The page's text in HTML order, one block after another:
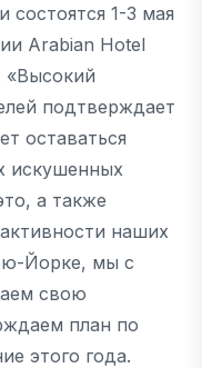
состоятся 1-3 мая
Arabian Hotel
«Высокий
подтверждает
оставаться
искушенных
а также
наших
Йорке, мы с
свою
план по
этого года.